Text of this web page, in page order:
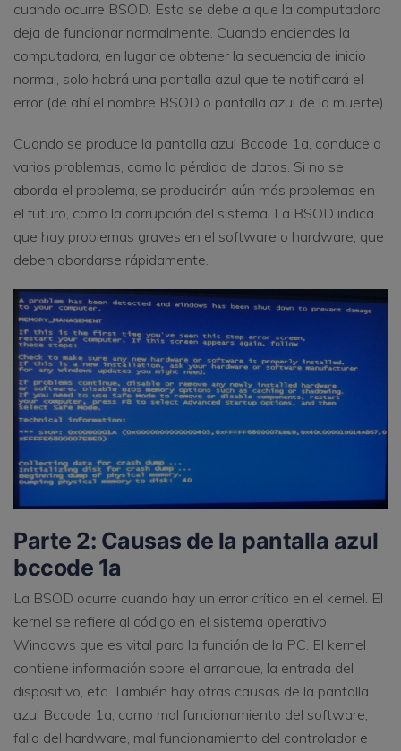
cuando ocurre BSOD. Esto se debe a que la computadora
deja de funcionar normalmente. Cuando enciendes la
computadora, en lugar de obtener la secuencia de inicio
normal, solo habrá una pantalla azul que te notificará el
error (de ahí el nombre BSOD o pantalla azul de la muerte).
Cuando se produce la pantalla azul Bccode 1a, conduce a
varios problemas, como la pérdida de datos. Si no se
aborda el problema, se producirán aún más problemas en
el futuro, como la corrupción del sistema. La BSOD indica
que hay problemas graves en el software o hardware, que
deben abordarse rápidamente.
Parte 2: Causas de la pantalla azul
bccode 1a
La BSOD ocurre cuando hay un error crítico en el kernel. El
kernel se refiere al código en el sistema operativo
Windows que es vital para la función de la PC. El kernel
contiene información sobre el arranque, la entrada del
dispositivo, etc. También hay otras causas de la pantalla
azul Bccode 1a, como mal funcionamiento del software,
falla del hardware, mal funcionamiento del controlador e